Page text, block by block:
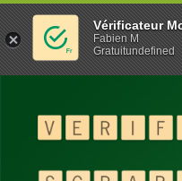
Vérificateur
Fabien M
Gratuitundefined